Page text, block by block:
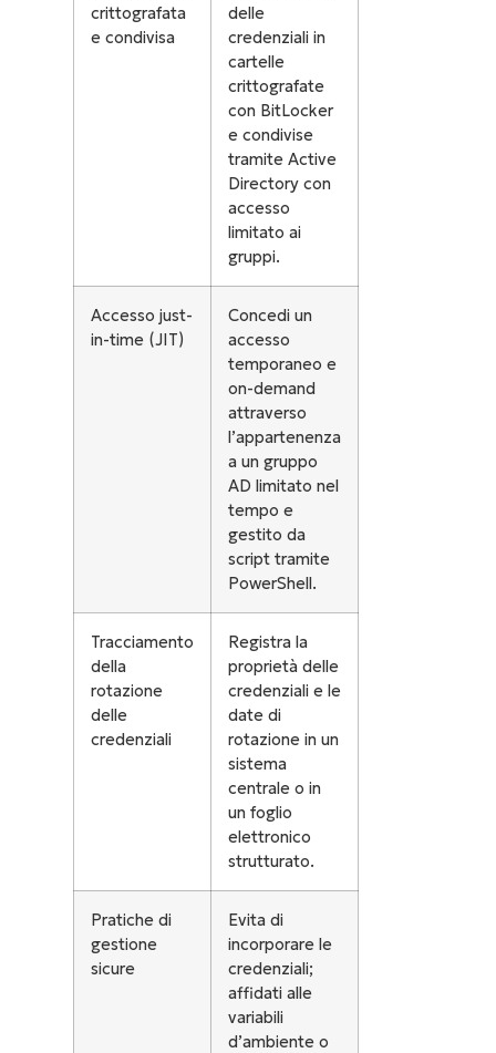
crittografata
e condivisa
delle
credenziali in
cartelle
crittografate
con BitLocker
e condivise
tramite Active
Directory con
accesso
limitato ai
gruppi.
Accesso just-
in-time (JIT)
Concedi un
accesso
temporaneo e
on-demand
attraverso
l’appartenenza
a un gruppo
AD limitato nel
tempo e
gestito da
script tramite
PowerShell.
Tracciamento
della
rotazione
delle
credenziali
Registra la
proprietà delle
credenziali e le
date di
rotazione in un
sistema
centrale o in
un foglio
elettronico
strutturato.
Pratiche di
gestione
sicure
Evita di
incorporare le
credenziali;
affidati alle
variabili
d’ambiente o